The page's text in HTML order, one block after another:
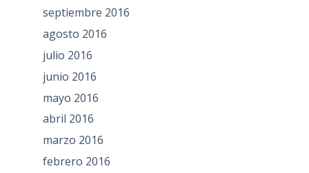
septiembre 2016
agosto 2016
julio 2016
junio 2016
mayo 2016
abril 2016
marzo 2016
febrero 2016